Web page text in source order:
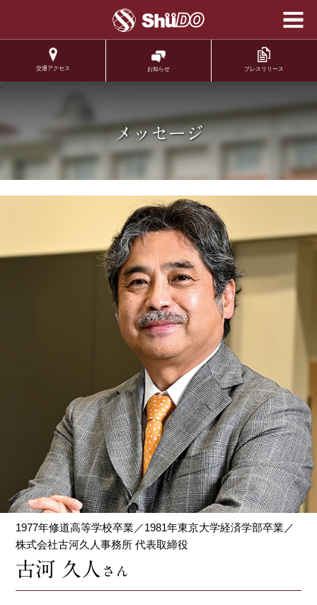
学校法人修道学園 修
交通アクセス お知らせ プレスリリース
.
メッセージ
1977年修道高等学校卒業／1981年東京大学経済学部卒業／
株式会社古河久人事務所 代表取締役
古河 久人 さん